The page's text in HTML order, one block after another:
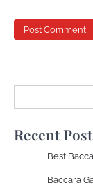
Recent
Best
Baccara